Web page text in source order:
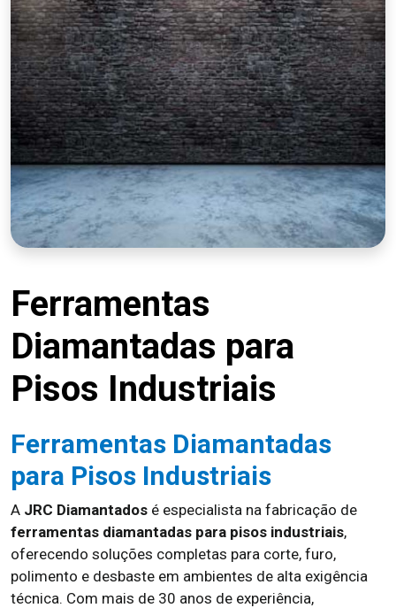
Ferramentas
Diamantadas para
Pisos Industriais
Ferramentas Diamantadas
para Pisos Industriais
A JRC Diamantados é especialista na fabricação de
ferramentas diamantadas para pisos industriais,
oferecendo soluções completas para corte, furo,
polimento e desbaste em ambientes de alta exigência
técnica. Com mais de 30 anos de experiência,